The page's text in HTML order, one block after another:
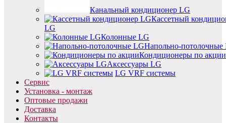
Канальный кондиционер LG
Кассетный
LG
Колонные LG
Напольно-потолочные
Кондиционеры по акции
Аксессуары LG
LG VRF системы
Сервис
Установка - монтаж
Оптовые продажи
Доставка
Контакты